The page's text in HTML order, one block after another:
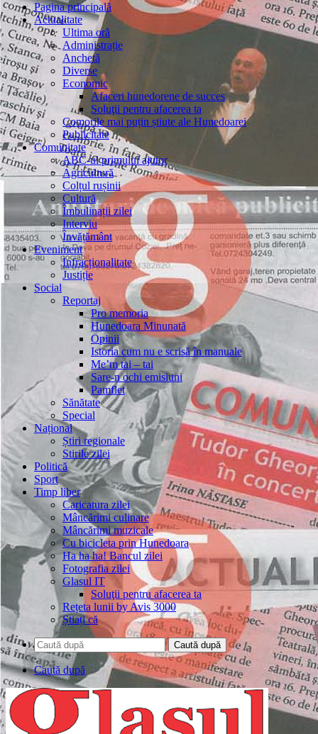
Pagina principală
Actualitate
Ultima oră
Administrație
Anchetă
Diverse
Economic
Afaceri hunedorene de succes
Soluţii pentru afacerea ta
Comorile mai puțin știute ale Hunedoarei
Publicitate
Comunitate
ABC-ul primului ajutor
Agricultură
Colțul rușinii
Cultură
Îmbulinații zilei
Interviu
Învățământ
Eveniment
Infracționalitate
Justiție
Social
Reportaj
Pro memoria
Hunedoara Minunată
Opinii
Istoria cum nu e scrisă în manuale
Me’m tai – tai
Sare-n ochi emisiuni
Pamflet
Sănătate
Special
Național
Știri regionale
Stirile zilei
Politică
Sport
Timp liber
Caricatura zilei
Mâncărimi culinare
Mâncărimi muzicale
Cu bicicleta prin Hunedoara
Ha ha ha! Bancul zilei
Fotografia zilei
Glasul IT
Soluţii pentru afacerea ta
Rețeta lunii by Avis 3000
Știați că
Caută după
Caută după